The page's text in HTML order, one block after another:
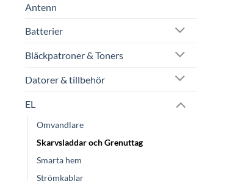
Antenn
Batterier
Bläckpatroner & Toners
Datorer & tillbehör
EL
Omvandlare
Skarvsladdar och Grenuttag
Smarta hem
Strömkablar